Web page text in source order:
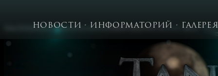
НОВОСТИ ИНФОРМАТОРИЙ